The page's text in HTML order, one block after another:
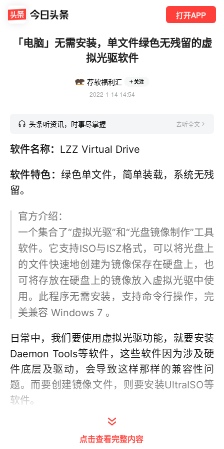
打开APP
「电脑」无需安装，单文件绿色无残留的虚
拟光驱软件
荐软福利汇 关注
2022-1-14 14:54
头条听资讯，时事尽掌握 去听全文
软件名称： LZZ Virtual Drive
软件特色：绿色单文件，简单装载，系统无残
留。
官方介绍：
一个集合了“虚拟光驱”和“光盘镜像制作”工具
软件。它支持ISO与ISZ格式，可以将光盘上
的文件快速地创建为镜像保存在硬盘上，也
可将存放在硬盘上的镜像放入虚拟光驱中使
用。此程序无需安装，支持命令行操作，完
美兼容 Windows 7 。
日常中，我们要使用虚拟光驱功能，就要安装
Daemon Tools等软件，这些软件因为涉及硬
件底层及驱动，会导致这样那样的兼容性问
题。而要创建镜像文件，则要安装UltraISO等
软件。
LZZ虚拟光驱软件就是一款不用安装，仅仅一
个2M的单文件小程序，这个小程序就可以实
点击查看完整内容